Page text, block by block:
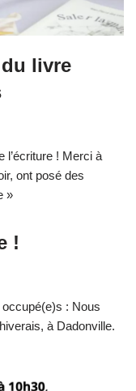
livre
l’écriture ! Merci à
ont posé des
»
!
: Nous
à Dadonville.